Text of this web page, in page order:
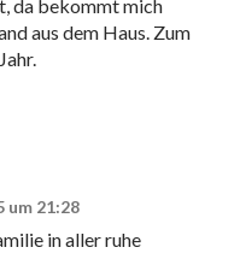
da bekommt mich
aus dem Haus. Zum
um 21:28
in aller ruhe